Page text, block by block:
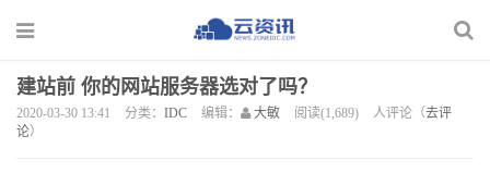
建站前 你的网站服务器选对了吗？
2020-03-30 13:41 分类： IDC 编辑： 大敏 阅读(1,689) 人评论（去评
论）